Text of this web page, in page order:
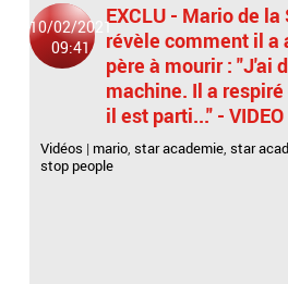
10/02/2021
09:41
EXCLU - Mario de
révèle comment il
père à mourir : "J'ai
machine. Il a
il est parti..." - VIDEO
Vidéos | mario,star academie,star
stop people